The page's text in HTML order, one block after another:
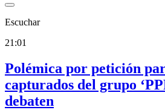
Escuchar
21:01
Polémica por petición
capturados del grupo
debaten